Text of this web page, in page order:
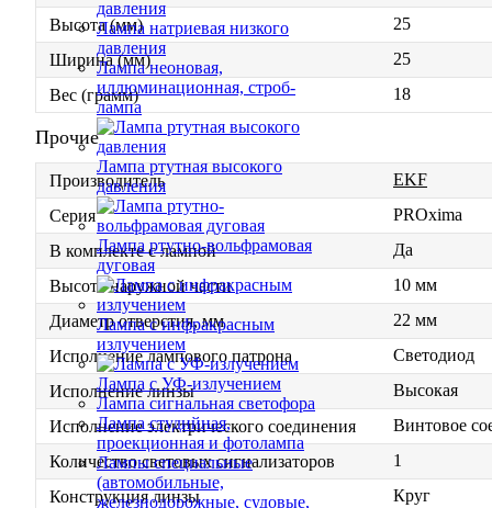
давления
Лампа натриевая низкого
давления
Лампа неоновая,
иллюминационная, строб-
лампа
Лампа ртутная высокого
давления
Лампа ртутно-вольфрамовая
дуговая
Лампа с инфракрасным
излучением
Лампа с УФ-излучением
Лампа сигнальная светофора
Лампа студийная,
проекционная и фотолампа
Лампы специальные
(автомобильные,
железнодорожные, судовые,
Высота (мм)
25
Ширина (мм)
25
Вес (грамм)
18
Прочие
Производитель
EKF
Серия
PROxima
В комплекте с лампой
Да
Высота наружной части
10 мм
Диаметр отверстия, мм
22 мм
Исполнение лампового патрона
Светодиод
Исполнение линзы
Высокая
Исполнение электрического соединения
Винтовое
Количество световых сигнализаторов
1
Конструкция линзы
Круг